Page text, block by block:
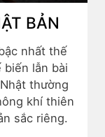
BẢN
nhất thế
biến lẫn bài
thường
khí thiên
sắc riêng.